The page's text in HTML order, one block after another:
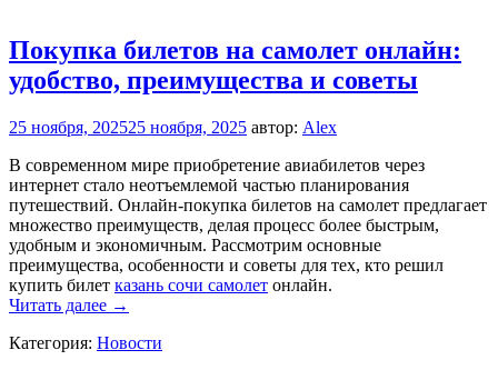
масла
0W-
30
Покупка билетов на самолет онлайн:
удобство, преимущества и советы
25 ноября, 202525 ноября, 2025 автор: Alex
В современном мире приобретение авиабилетов через
интернет стало неотъемлемой частью планирования
путешествий. Онлайн-покупка билетов на самолет предлагает
множество преимуществ, делая процесс более быстрым,
удобным и экономичным. Рассмотрим основные
преимущества, особенности и советы для тех, кто решил
купить билет казань сочи самолет онлайн.
Читать далее Покупка
на
→
Категория: Новости